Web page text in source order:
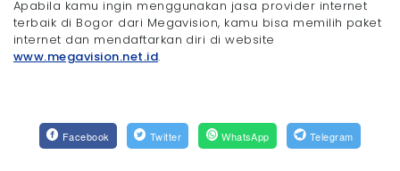
Apabila kamu ingin menggunakan jasa provider internet
terbaik di Bogor dari Megavision, kamu bisa memilih paket
internet dan mendaftarkan diri di website
www.megavision.net.id.
Facebook Twitter WhatsApp Telegram